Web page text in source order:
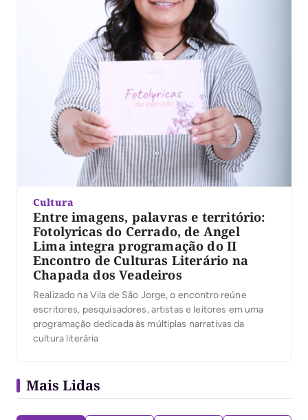
Cultura
Entre imagens, palavras e território:
Fotolyricas do Cerrado, de Angel
Lima integra programação do II
Encontro de Culturas Literário na
Chapada dos Veadeiros
Realizado na Vila de São Jorge, o encontro reúne
escritores, pesquisadores, artistas e leitores em uma
programação dedicada às múltiplas narrativas da
cultura literária
Mais Lidas